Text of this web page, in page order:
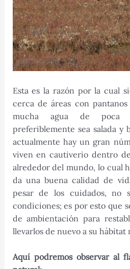
Esta es la razón por la cual
cerca de áreas con
mucha agua de poca
preferiblemente sea salada y
actualmente hay un gran
viven en cautiverio dentro
alrededor del mundo, lo cual
da una buena calidad de
pesar de los cuidados, no
condiciones; es por esto que
de ambientación para
llevarlos de nuevo a su hábitat
Aquí podremos observar al